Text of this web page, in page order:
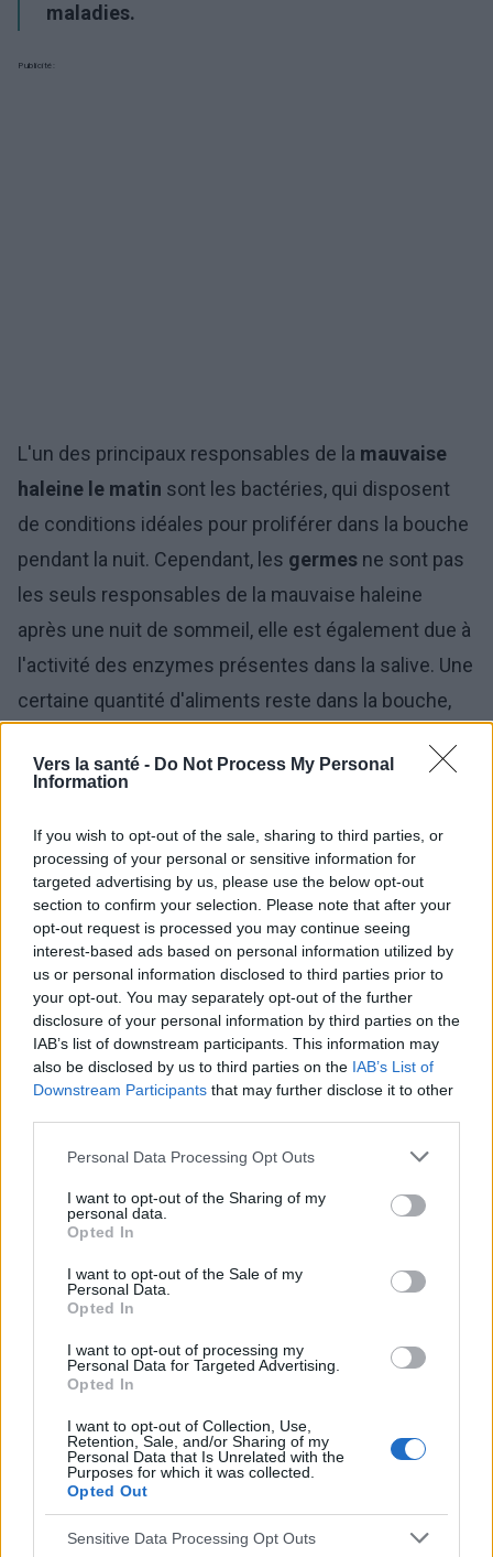
Vers la santé - Do Not Process My Personal
Information
If you wish to opt-out of the sale, sharing to third parties, or
processing of your personal or sensitive information for
targeted advertising by us, please use the below opt-out
section to confirm your selection. Please note that after your
opt-out request is processed you may continue seeing
interest-based ads based on personal information utilized by
us or personal information disclosed to third parties prior to
your opt-out. You may separately opt-out of the further
disclosure of your personal information by third parties on the
IAB’s list of downstream participants. This information may
also be disclosed by us to third parties on the IAB’s List of
Downstream Participants that may further disclose it to other
Please note that this website/app uses one or more Google
not limited to your visit or usage behaviour. You may click to
grant or deny consent to Google and its third-party tags to
use your data for below specified purposes in below Google
consent section.
Personal Data Processing Opt Outs
I want to opt-out of the Sharing of my
personal data.
Opted In
I want to opt-out of the Sale of my
Personal Data.
Opted In
I want to opt-out of processing my
Personal Data for Targeted Advertising.
Opted In
I want to opt-out of Collection, Use,
Retention, Sale, and/or Sharing of my
Personal Data that Is Unrelated with the
Purposes for which it was collected.
Opted Out
Sensitive Data Processing Opt Outs
maladies.
Publicité:
L'un des principaux responsables de la mauvaise
haleine le matin sont les bactéries, qui disposent
de conditions idéales pour proliférer dans la bouche
pendant la nuit. Cependant, les germes ne sont pas
les seuls responsables de la mauvaise haleine
après une nuit de sommeil, elle est également due à
l'activité des enzymes présentes dans la salive. Une
certaine quantité d'aliments reste dans la bouche,
le sommeil, les enzymes présentes dans la salive
divers composés soufrés, dont l'un est responsable
de l'odeur désagréable de la bouche.
Lamauvaise haleine du matinpeut également être
liée à une sécheresse excessive de la bouche.
L'une des fonctions de la salive est de nettoyer la
cavité buccale des bactéries ou des débris
alimentaires qui y prolifèrent. Si la production de
salive est insuffisante, le patient a un risque accru
entraîner une sécheresse buccale excessive est
l'apnée du sommeil, qui se traduit, entre autres, par
une respiration par la bouche pendant le sommeil.
sont d'autres affections susceptibles d'entraîner
D'une certaine manière, la mauvaise haleine au réveil
est un phénomène naturel. Toutefois, compte tenu
de ce qui précède, il est parfaitement clair que